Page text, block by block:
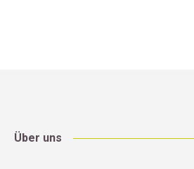
Über uns